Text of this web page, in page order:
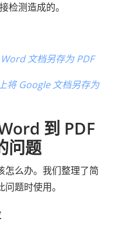
检测造成的。
文档另存为 PDF
将 Google 文档另存为
到 PDF
问题
怎么办。我们整理了简
题时使用。